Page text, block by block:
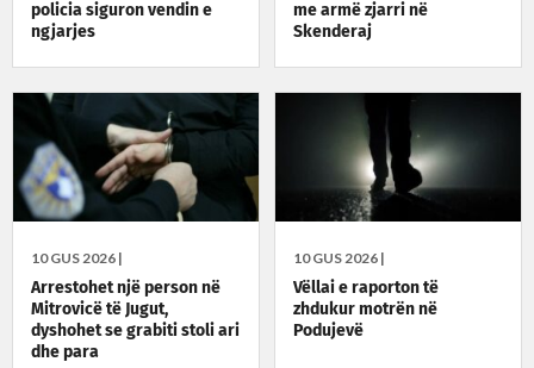
policia siguron vendin e
ngjarjes
me armë zjarri në
Skenderaj
10 GUS 2026 |
Arrestohet një person në
Mitrovicë të Jugut,
dyshohet se grabiti stoli ari
dhe para
10 GUS 2026 |
Vëllai e raporton të
zhdukur motrën në
Podujevë